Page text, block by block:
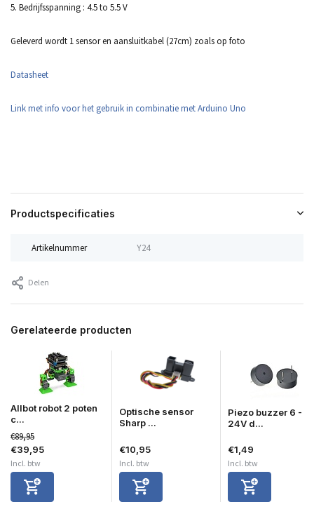
5. Bedrijfsspanning : 4.5 to 5.5 V
Geleverd wordt 1 sensor en aansluitkabel (27cm) zoals op foto
Datasheet
Link met info voor het gebruik in combinatie met Arduino Uno
Productspecificaties
Artikelnummer Y24
Delen
Gerelateerde producten
Allbot robot 2 poten
c...
€89,95
€39,95
Incl. btw
Optische sensor
Sharp ...
€10,95
Incl. btw
Piezo buzzer 6 -
24V d...
€1,49
Incl. btw